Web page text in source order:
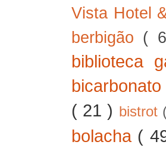
Vista Hotel
berbigão (
biblioteca
( 21 ) bistrot
bolacha (